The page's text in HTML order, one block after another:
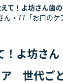
て！よ坊さん歯
ん・77「お口の
！よ坊さ
世代ごと